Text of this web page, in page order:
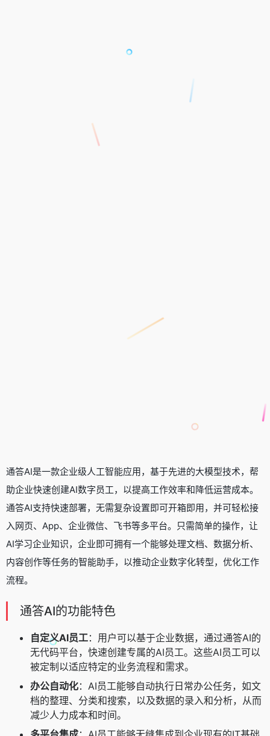
通答AI是一款企业级人工智能应用，基于先进的大模型技术，帮
助企业快速创建AI数字员工，以提高工作效率和降低运营成本。
通答AI支持快速部署，无需复杂设置即可开箱即用，并可轻松接
入网页、App、企业微信、飞书等多平台。只需简单的操作，让
AI学习企业知识，企业即可拥有一个能够处理文档、数据分析、
内容创作等任务的智能助手，以推动企业数字化转型，优化工作
流程。
通答AI的功能特色
自定义AI员工：用户可以基于企业数据，通过通答AI的
无代码平台，快速创建专属的AI员工。这些AI员工可以
被定制以适应特定的业务流程和需求。
办公自动化：AI员工能够自动执行日常办公任务，如文
档的整理、分类和搜索，以及数据的录入和分析，从而
减少人力成本和时间。